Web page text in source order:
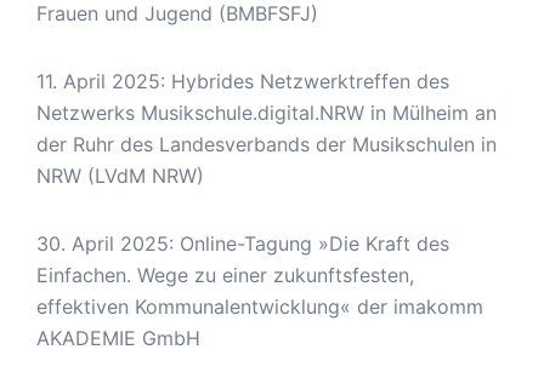
Frauen und Jugend (BMBFSFJ)
11. April 2025: Hybrides Netzwerktreffen des
Netzwerks Musikschule.digital.NRW in Mülheim an
der Ruhr des Landesverbands der Musikschulen in
NRW (LVdM NRW)
30. April 2025: Online-Tagung »Die Kraft des
Einfachen. Wege zu einer zukunftsfesten,
effektiven Kommunalentwicklung« der imakomm
AKADEMIE GmbH